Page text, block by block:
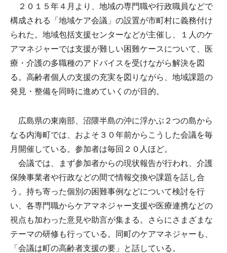
２０１５年４月より、地域の専門職や行政職員などで
構成される「地域ケア会議」の設置が市町村に義務付け
られた。地域包括支援センターなどが主催し、１人のケ
アマネジャーでは支援が難しい困難ケースについて、医
療・介護の多職種のアドバイスを受けながら解決を図
る。高齢者個人の支援の充実を図りながら、地域課題の
発見・整備を同時に進めていくのが目的。
広島県の東南部、沼隈半島の沖に浮かぶ２つの島から
なる内海町では、およそ３０年前からこうした会議を毎
月開催している。参加者は毎回２０人ほど。
会議では、まず参加者からの現状報告が行われ、介護
保険事業者や行政などの間で情報交換や課題を話し合
う。持ち寄った個別の困難事例などについて検討を行
い、各専門職からケアマネジャー支援や医療連携などの
視点も加わった意見や助言が集まる。さらにさまざまな
テーマの研修も行っている。同町のケアマネジャーも、
「会議は町の高齢者支援の要」と話している。